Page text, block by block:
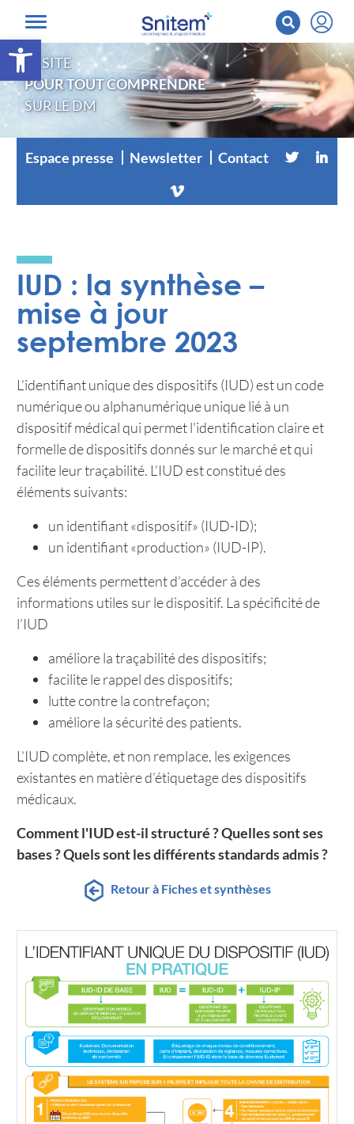
Ouvrir la barre d’outils
LE SITE
POUR TOUT COMPRENDRE
SUR LE DM
Espace presse Newsletter Contact
IUD : la synthèse –
mise à jour
septembre 2023
L’identifiant unique des dispositifs (IUD) est un code
numérique ou alphanumérique unique lié à un
dispositif médical qui permet l'identification claire et
formelle de dispositifs donnés sur le marché et qui
facilite leur traçabilité. L’IUD est constitué des
éléments suivants:
un identifiant «dispositif» (IUD-ID);
un identifiant «production» (IUD-IP).
Ces éléments permettent d’accéder à des
informations utiles sur le dispositif. La spécificité de
l’IUD
améliore la traçabilité des dispositifs;
facilite le rappel des dispositifs;
lutte contre la contrefaçon;
améliore la sécurité des patients.
L’IUD complète, et non remplace, les exigences
existantes en matière d’étiquetage des dispositifs
médicaux.
Comment l'IUD est-il structuré ? Quelles sont ses
bases ? Quels sont les différents standards admis ?
Retour à Fiches et synthèses